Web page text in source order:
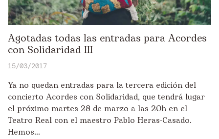
Agotadas todas las entradas para Acordes
con Solidaridad III
15/03/2017
Ya no quedan entradas para la tercera edición del
concierto Acordes con Solidaridad, que tendrá lugar
el próximo martes 28 de marzo a las 20h en el
Teatro Real con el maestro Pablo Heras-Casado.
Hemos...